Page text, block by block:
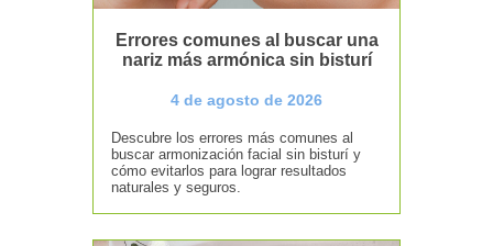
Errores comunes al buscar una
nariz más armónica sin bisturí
4 de agosto de 2026
Descubre los errores más comunes al
buscar armonización facial sin bisturí y
cómo evitarlos para lograr resultados
naturales y seguros.